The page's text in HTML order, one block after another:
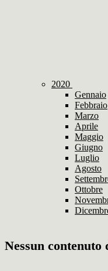
2020
Gennaio
Febbraio
Marzo
Aprile
Maggio
Giugno
Luglio
Agosto
Ottobre
Nessun contenuto